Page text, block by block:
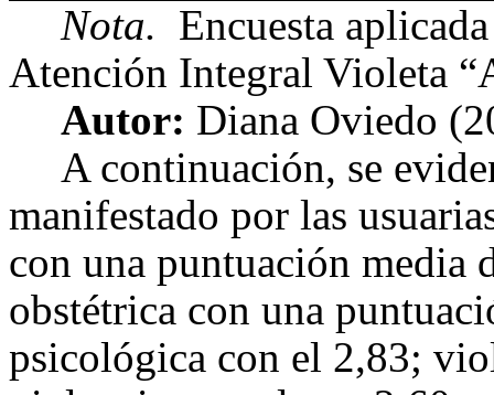
Nota. Encuesta
Atención Integral Violeta
Autor: Diana Oviedo
A continuación, se
manifestado por las
con una puntuación media
obstétrica con una
psicológica con el 2,83;